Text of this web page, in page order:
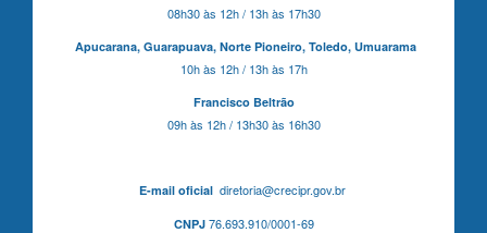
08h30 às 12h / 13h às 17h30
Apucarana, Guarapuava, Norte Pioneiro, Toledo, Umuarama
10h às 12h / 13h às 17h
Francisco Beltrão
09h às 12h / 13h30 às 16h30
E-mail oficialdiretoria@crecipr.gov.br
CNPJ76.693.910/0001-69